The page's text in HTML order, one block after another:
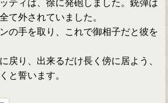
ティは、徐に発砲しました。銃弾は
て外されていました。
の手を取り、これで御相子だと彼を
戻り、出来るだけ長く傍に居よう、
と誓います。